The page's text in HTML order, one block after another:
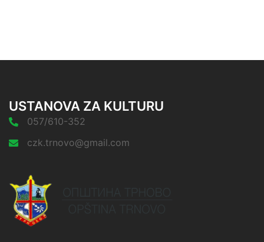
USTANOVA ZA KULTURU
057/610-352
czk.trnovo@gmail.com